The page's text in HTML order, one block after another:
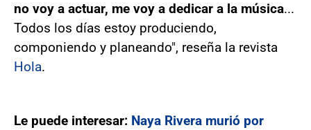
no voy a actuar, me voy a dedicar a la música...
Todos los días estoy produciendo,
componiendo y planeando", reseña la revista
Hola.
Le puede interesar: Naya Rivera murió por